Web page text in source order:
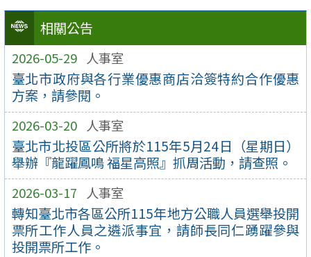
相關公告
2026-05-29 人事室
臺北市政府與各行業優惠商店洽簽特約合作優惠
方案，請參閱。
2026-03-20 人事室
臺北市北投區公所將於115年5月24日（星期日）
舉辦『龍躍鳳鳴 福星高照』抓周活動，請查照。
2026-03-17 人事室
轉知臺北市各區公所115年地方公職人員選舉投開
票所工作人員之遴派事宜，請師長同仁踴躍參與
投開票所工作。